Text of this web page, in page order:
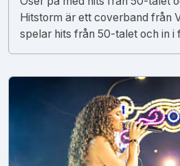
Hitstorm är ett coverband från
spelar hits från 50-talet och in i